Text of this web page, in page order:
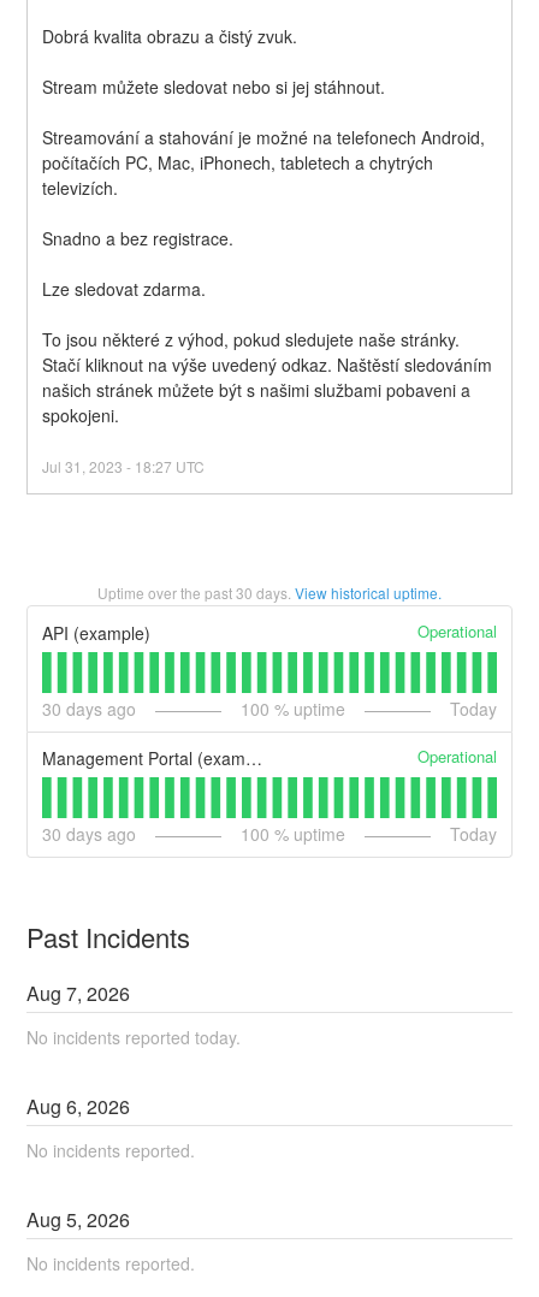
Dobrá kvalita obrazu a čistý zvuk.
Stream můžete sledovat nebo si jej stáhnout.
Streamování a stahování je možné na telefonech Android,
počítačích PC, Mac, iPhonech, tabletech a chytrých
televizích.
Snadno a bez registrace.
Lze sledovat zdarma.
To jsou některé z výhod, pokud sledujete naše stránky.
Stačí kliknout na výše uvedený odkaz. Naštěstí sledováním
našich stránek můžete být s našimi službami pobaveni a
spokojeni.
Jul31 ,2023 - 18:27 UTC
Uptime over the past30 days. View historical uptime.
API (example) Operational
30 days ago 100 % uptime Today
Management Portal (example) Operational
30 days ago 100 % uptime Today
Past Incidents
Aug7,2026
No incidents reported today.
Aug6,2026
No incidents reported.
Aug5,2026
No incidents reported.